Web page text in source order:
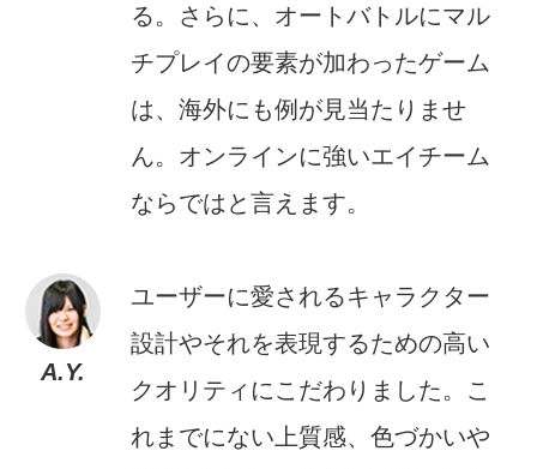
る。さらに、オートバトルにマル
チプレイの要素が加わったゲーム
は、海外にも例が見当たりませ
ん。オンラインに強いエイチーム
ならではと言えます。
A.Y.
ユーザーに愛されるキャラクター
設計やそれを表現するための高い
クオリティにこだわりました。こ
れまでにない上質感、色づかいや